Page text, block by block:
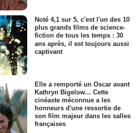
Noté 4,1 sur 5, c'est l'un des 10
plus grands films de science-
fiction de tous les temps : 30
ans après, il est toujours aussi
captivant
Elle a remporté un Oscar avant
Kathryn Bigelow... Cette
cinéaste méconnue a les
honneurs d'une ressortie de
son film majeur dans les salles
françaises